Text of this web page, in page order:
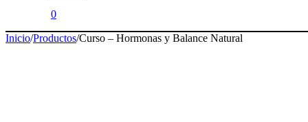
0
Inicio/Productos/Curso – Hormonas y Balance Natural